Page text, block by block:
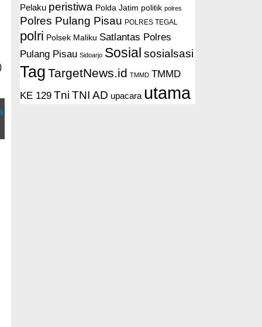
Pelaku peristiwa Polda Jatim politik polres
Polres Pulang Pisau POLRES TEGAL
polri Polsek Maliku Satlantas Polres
Pulang Pisau Sidoarjo Sosial sosialsasi
Tag TargetNews.id TMMD TMMD
KE 129 Tni TNI AD upacara utama